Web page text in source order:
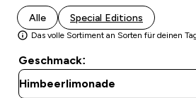
Alle Special Editions
Das volle Sortiment an Sorten für deinen
Geschmack: